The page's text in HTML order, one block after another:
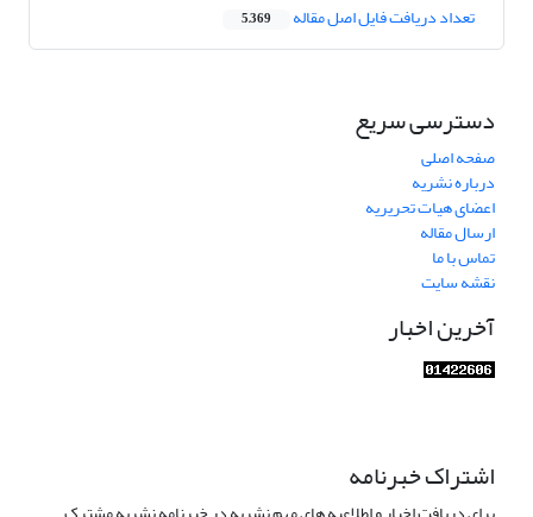
تعداد دریافت فایل اصل مقاله 5,369
دسترسی سریع
صفحه اصلی
درباره نشریه
اعضای هیات تحریریه
ارسال مقاله
تماس با ما
نقشه سایت
آخرین اخبار
اشتراک خبرنامه